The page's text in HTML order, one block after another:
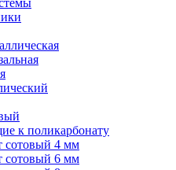
к поликарбонату
сотовый 4 мм
сотовый 6 мм